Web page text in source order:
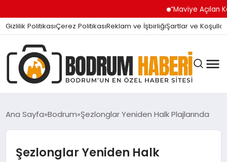
“Maviye Açılan Kapı”
Gizlilik PolitikasıÇerez PolitikasıReklam ve İşbirliğiŞartlar ve Koşullar
Ana Sayfa Bodrum Şezlonglar Yeniden Halk Plajlarında
Şezlonglar Yeniden Halk